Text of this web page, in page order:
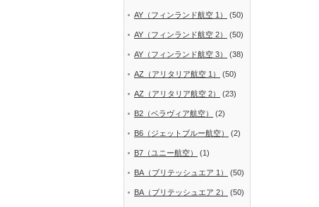
AY（フィンランド航空 1） (50)
AY（フィンランド航空 2） (50)
AY（フィンランド航空 3） (38)
AZ（アリタリア航空 1） (50)
AZ（アリタリア航空 2） (23)
B2（ベラヴィア航空） (2)
B6（ジェットブルー航空） (2)
B7（ユニー航空） (1)
BA（ブリテッシュエア 1） (50)
BA（ブリテッシュエア 2） (50)